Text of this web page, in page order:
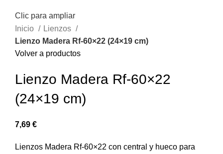
Clic para ampliar
Inicio
Lienzos
Lienzo Madera Rf-60×22 (24×19 cm)
Volver a productos
Lienzo Madera Rf-60×22
(24×19 cm)
7,69 €
Lienzos Madera Rf-60×22 con central y hueco para